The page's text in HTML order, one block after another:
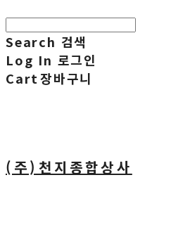
Search 검색
Log In 로그인
Cart장바구니
(주)천지종합상사